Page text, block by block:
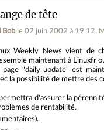
de tête
Bob le 02 juin 2002 à 19:12.
Weekly News vient de
maintenant à Linuxfr
page "daily update" est
la possibilité de mettre des
d'assurer la
de rentabilité.
).